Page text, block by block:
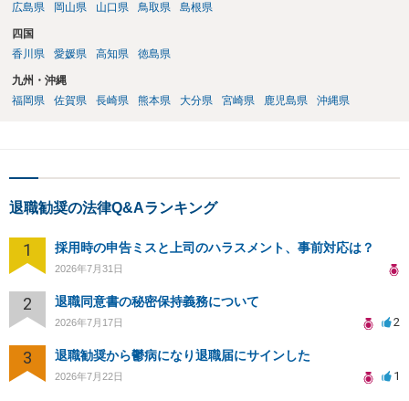
広島県
岡山県 山口県 鳥取県 島根県
四国
香川県
愛媛県 高知県 徳島県
九州・沖縄
福岡県
佐賀県 長崎県 熊本県 大分県 宮崎県 鹿児島県 沖縄県
退職勧奨の法律Q&Aランキング
1 採用時の申告ミスと上司のハラスメント、事前対応は？
2026年7月31日
2 退職同意書の秘密保持義務について
2026年7月17日 2
3 退職勧奨から鬱病になり退職届にサインした
2026年7月22日 1